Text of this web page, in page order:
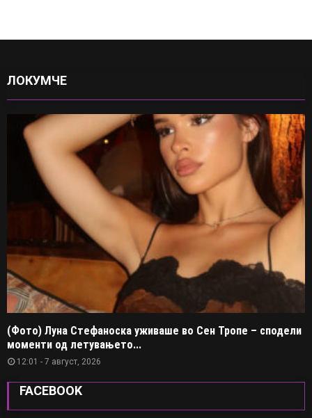
ЛОКУМЧЕ
(Фото) Луна Стефаноска уживаше во Сен Тропе – сподели
моменти од летувањето...
12:01 - 7 август, 2026
FACEBOOK